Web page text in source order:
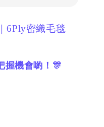
6Ply密織毛毯
握機會喲！🎊